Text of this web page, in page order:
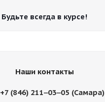
Будьте всегда в курсе!
Наши контакты
+7 (846) 211‒03‒05 (Самара)